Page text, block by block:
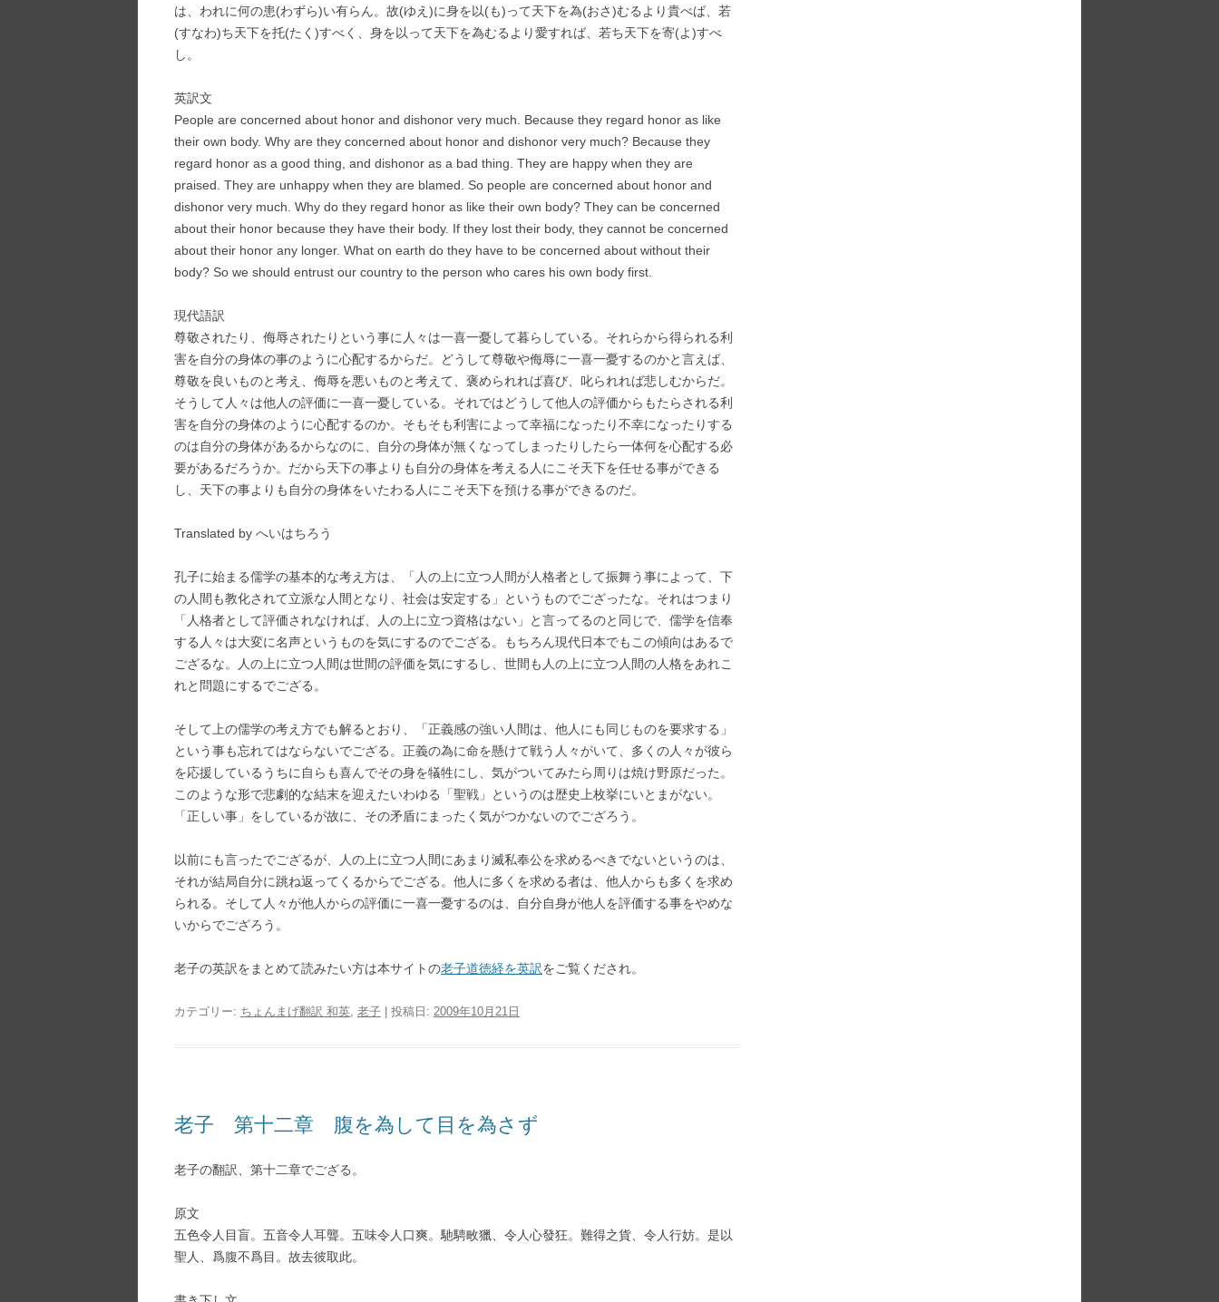
は、われに何の患(わずら)い有らん。故(ゆえ)に身を以(も)って天下を為(おさ)むるより貴べば、若
(すなわ)ち天下を托(たく)すべく、身を以って天下を為むるより愛すれば、若ち天下を寄(よ)すべ
し。
英訳文
People are concerned about honor and dishonor very much. Because they regard honor as like
their own body. Why are they concerned about honor and dishonor very much? Because they
regard honor as a good thing, and dishonor as a bad thing. They are happy when they are
praised. They are unhappy when they are blamed. So people are concerned about honor and
dishonor very much. Why do they regard honor as like their own body? They can be concerned
about their honor because they have their body. If they lost their body, they cannot be concerned
about their honor any longer. What on earth do they have to be concerned about without their
body? So we should entrust our country to the person who cares his own body first.
現代語訳
尊敬されたり、侮辱されたりという事に人々は一喜一憂して暮らしている。それらから得られる利
害を自分の身体の事のように心配するからだ。どうして尊敬や侮辱に一喜一憂するのかと言えば、
尊敬を良いものと考え、侮辱を悪いものと考えて、褒められれば喜び、叱られれば悲しむからだ。
そうして人々は他人の評価に一喜一憂している。それではどうして他人の評価からもたらされる利
害を自分の身体のように心配するのか。そもそも利害によって幸福になったり不幸になったりする
のは自分の身体があるからなのに、自分の身体が無くなってしまったりしたら一体何を心配する必
要があるだろうか。だから天下の事よりも自分の身体を考える人にこそ天下を任せる事ができる
し、天下の事よりも自分の身体をいたわる人にこそ天下を預ける事ができるのだ。
Translated by へいはちろう
孔子に始まる儒学の基本的な考え方は、「人の上に立つ人間が人格者として振舞う事によって、下
の人間も教化されて立派な人間となり、社会は安定する」というものでござったな。それはつまり
「人格者として評価されなければ、人の上に立つ資格はない」と言ってるのと同じで、儒学を信奉
する人々は大変に名声というものを気にするのでござる。もちろん現代日本でもこの傾向はあるで
ござるな。人の上に立つ人間は世間の評価を気にするし、世間も人の上に立つ人間の人格をあれこ
れと問題にするでござる。
そして上の儒学の考え方でも解るとおり、「正義感の強い人間は、他人にも同じものを要求する」
という事も忘れてはならないでござる。正義の為に命を懸けて戦う人々がいて、多くの人々が彼ら
を応援しているうちに自らも喜んでその身を犠牲にし、気がついてみたら周りは焼け野原だった。
このような形で悲劇的な結末を迎えたいわゆる「聖戦」というのは歴史上枚挙にいとまがない。
「正しい事」をしているが故に、その矛盾にまったく気がつかないのでござろう。
以前にも言ったでござるが、人の上に立つ人間にあまり滅私奉公を求めるべきでないというのは、
それが結局自分に跳ね返ってくるからでござる。他人に多くを求める者は、他人からも多くを求め
られる。そして人々が他人からの評価に一喜一憂するのは、自分自身が他人を評価する事をやめな
いからでござろう。
老子の英訳をまとめて読みたい方は本サイトの老子道徳経を英訳をご覧くだされ。
カテゴリー: ちょんまげ翻訳 和英, 老子 | 投稿日: 2009年10月21日
老子 第十二章 腹を為して目を為さず
老子の翻訳、第十二章でござる。
原文
五色令人目盲。五音令人耳聾。五味令人口爽。馳騁畋獵、令人心發狂。難得之貨、令人行妨。是以
聖人、爲腹不爲目。故去彼取此。